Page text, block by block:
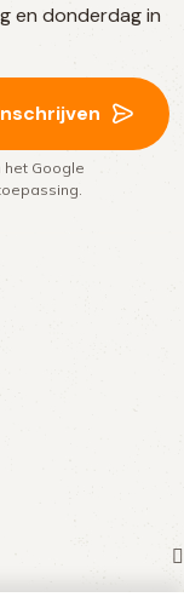
en donderdag in
het Google